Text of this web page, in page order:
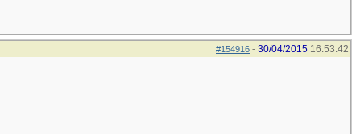
#154916 - 30/04/2015 16:53:42